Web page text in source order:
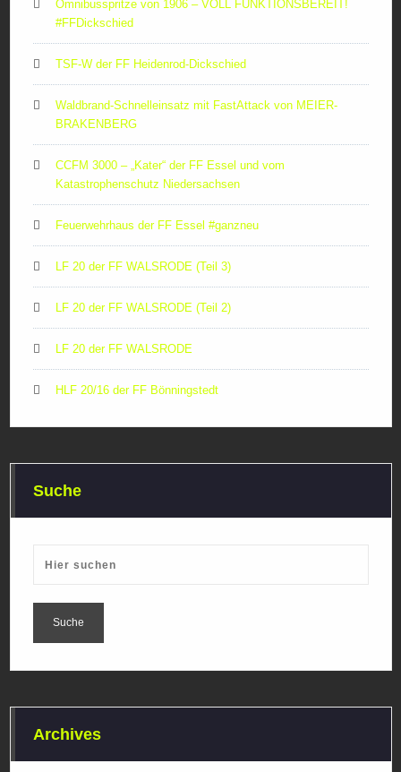
Omnibusspritze von 1906 – VOLL FUNKTIONSBEREIT!
#FFDickschied
TSF-W der FF Heidenrod-Dickschied
Waldbrand-Schnelleinsatz mit FastAttack von MEIER-
BRAKENBERG
CCFM 3000 – „Kater“ der FF Essel und vom
Katastrophenschutz Niedersachsen
Feuerwehrhaus der FF Essel #ganzneu
LF 20 der FF WALSRODE (Teil 3)
LF 20 der FF WALSRODE (Teil 2)
LF 20 der FF WALSRODE
HLF 20/16 der FF Bönningstedt
Suche
Archives